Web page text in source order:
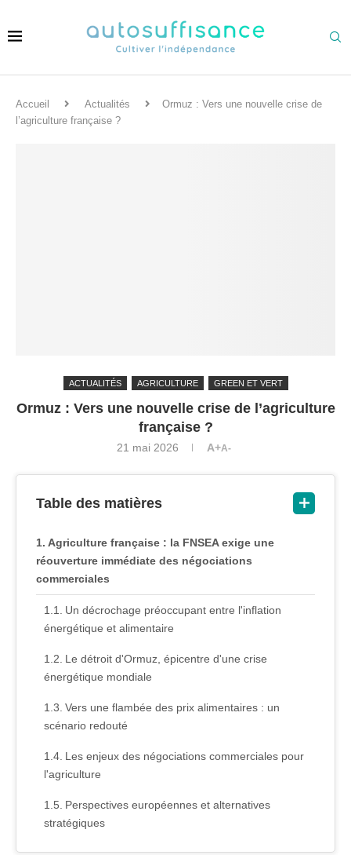
Accueil Actualités
Ormuz : Vers une nouvelle crise de
l’agriculture française ?
ACTUALITÉS AGRICULTURE GREEN ET VERT
Ormuz : Vers une nouvelle crise de l’agriculture
française ?
21 mai 2026 A+A-
Table des matières
Agriculture française : la FNSEA exige une
réouverture immédiate des négociations
commerciales
Un décrochage préoccupant entre l'inflation
énergétique et alimentaire
Le détroit d'Ormuz, épicentre d'une crise
énergétique mondiale
Vers une flambée des prix alimentaires : un
scénario redouté
Les enjeux des négociations commerciales pour
l'agriculture
Perspectives européennes et alternatives
stratégiques